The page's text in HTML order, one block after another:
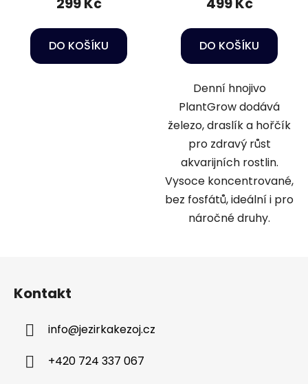
DO KOŠÍKU DO KOŠÍKU
Denní hnojivo
PlantGrow dodává
železo, draslík a hořčík
pro zdravý růst
akvarijních rostlin.
Vysoce koncentrované,
bez fosfátů, ideální i pro
náročné druhy.
Kontakt
info@jezirkakezoj.cz
+420 724 337 067